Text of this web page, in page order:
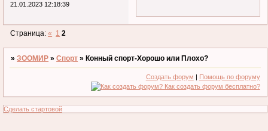
21.01.2023 12:18:39
Страница:« 1 2
»ЗООМИР »Спорт » Конный спорт-Хорошо или Плохо?
Создать форум Помощь по форуму
Сделать стартовой